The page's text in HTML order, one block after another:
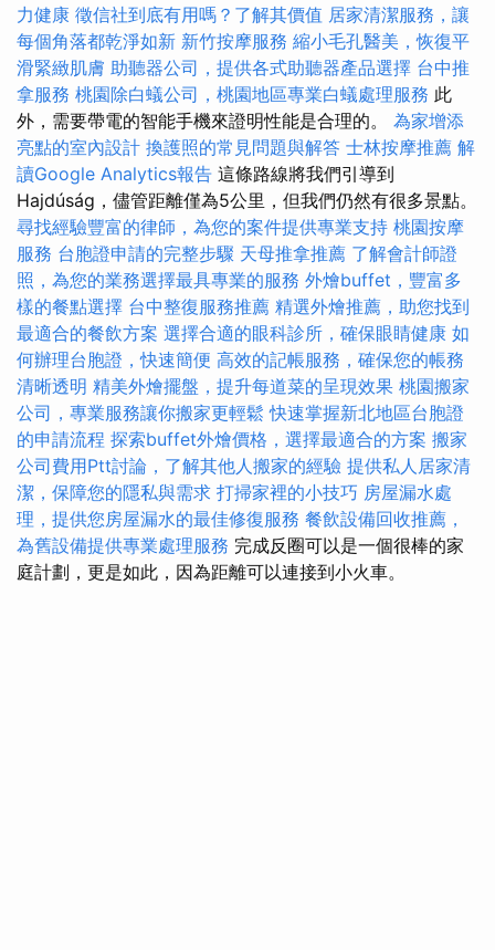
力健康 徵信社到底有用嗎？了解其價值 居家清潔服務，讓
每個角落都乾淨如新 新竹按摩服務 縮小毛孔醫美，恢復平
滑緊緻肌膚 助聽器公司，提供各式助聽器產品選擇 台中推
拿服務 桃園除白蟻公司，桃園地區專業白蟻處理服務 此
外，需要帶電的智能手機來證明性能是合理的。 為家增添
亮點的室內設計 換護照的常見問題與解答 士林按摩推薦 解
讀Google Analytics報告 這條路線將我們引導到
Hajdúság，儘管距離僅為5公里，但我們仍然有很多景點。
尋找經驗豐富的律師，為您的案件提供專業支持 桃園按摩
服務 台胞證申請的完整步驟 天母推拿推薦 了解會計師證
照，為您的業務選擇最具專業的服務 外燴buffet，豐富多
樣的餐點選擇 台中整復服務推薦 精選外燴推薦，助您找到
最適合的餐飲方案 選擇合適的眼科診所，確保眼睛健康 如
何辦理台胞證，快速簡便 高效的記帳服務，確保您的帳務
清晰透明 精美外燴擺盤，提升每道菜的呈現效果 桃園搬家
公司，專業服務讓你搬家更輕鬆 快速掌握新北地區台胞證
的申請流程 探索buffet外燴價格，選擇最適合的方案 搬家
公司費用Ptt討論，了解其他人搬家的經驗 提供私人居家清
潔，保障您的隱私與需求 打掃家裡的小技巧 房屋漏水處
理，提供您房屋漏水的最佳修復服務 餐飲設備回收推薦，
為舊設備提供專業處理服務 完成反圈可以是一個很棒的家
庭計劃，更是如此，因為距離可以連接到小火車。